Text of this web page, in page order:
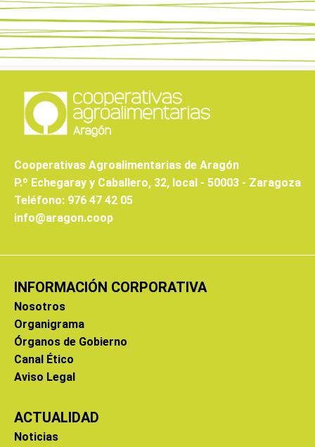
Cooperativas Agroalimentarias de Aragón
P.º Echegaray y Caballero, 32, local - 50003 - Zaragoza
Teléfono: 976 47 42 05
info@aragon.coop
INFORMACIÓN CORPORATIVA
Nosotros
Organigrama
Órganos de Gobierno
Canal Ético
Aviso Legal
ACTUALIDAD
Noticias